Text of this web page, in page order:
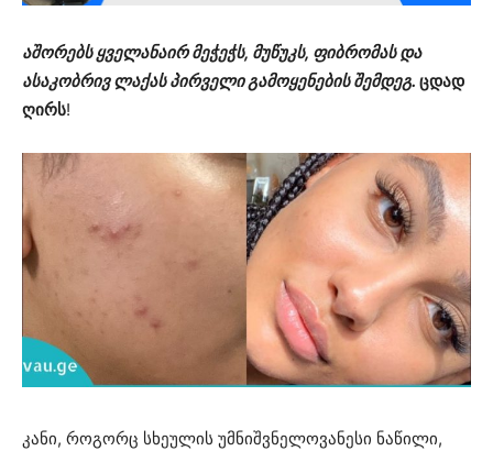
აშორებს ყველანაირ მეჭეჭს, მუწუკს, ფიბრომას და
ასაკობრივ ლაქას პირველი გამოყენების შემდეგ. ცდად
ღირს!
კანი, როგორც სხეულის უმნიშვნელოვანესი ნაწილი,